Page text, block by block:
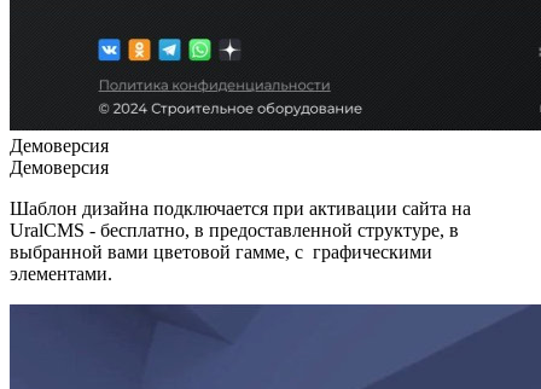
Демоверсия
Демоверсия
Шаблон дизайна подключается при активации сайта на
UralCMS - бесплатно, в предоставленной структуре, в
выбранной вами цветовой гамме, с графическими
элементами.